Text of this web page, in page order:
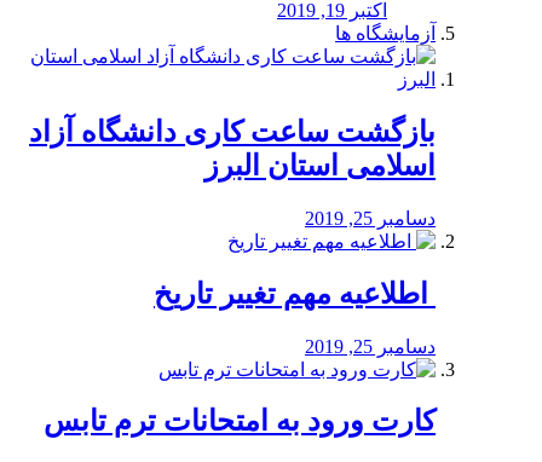
اکتبر 19, 2019
آزمایشگاه ها
بازگشت ساعت کاری دانشگاه آزاد
اسلامی استان البرز
دسامبر 25, 2019
️ اطلاعیه مهم تغییر تاریخ
دسامبر 25, 2019
کارت ورود به امتحانات ترم تابس